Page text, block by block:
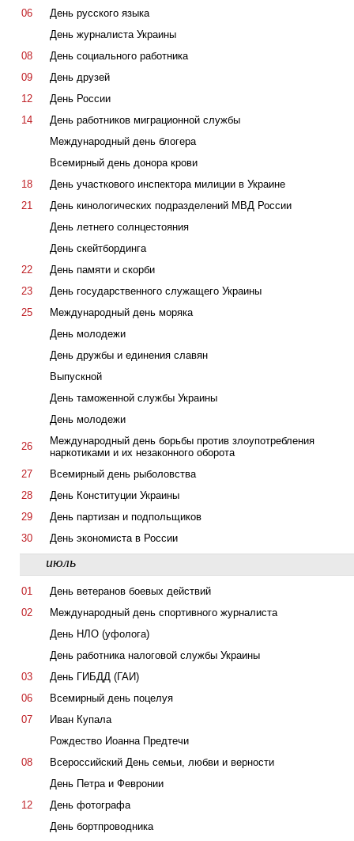
06
День русского языка
День журналиста Украины
08
День социального работника
09
День друзей
12
День России
14
День работников миграционной службы
Международный день блогера
Всемирный день донора крови
18
День участкового инспектора милиции в Украине
21
День кинологических подразделений МВД России
День летнего солнцестояния
День скейтбординга
22
День памяти и скорби
23
День государственного служащего Украины
25
Международный день моряка
День молодежи
День дружбы и единения славян
Выпускной
День таможенной службы Украины
День молодежи
26
Международный день борьбы против злоупотребления
наркотиками и их незаконного оборота
27
Всемирный день рыболовства
28
День Конституции Украины
29
День партизан и подпольщиков
30
День экономиста в России
июль
01
День ветеранов боевых действий
02
Международный день спортивного журналиста
День НЛО (уфолога)
День работника налоговой службы Украины
03
День ГИБДД (ГАИ)
06
Всемирный день поцелуя
07
Иван Купала
Рождество Иоанна Предтечи
08
Всероссийский День семьи, любви и верности
День Петра и Февронии
12
День фотографа
День бортпроводника